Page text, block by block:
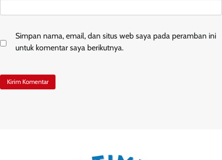
Simpan nama, email, dan situs web saya pada peramban ini
untuk komentar saya berikutnya.